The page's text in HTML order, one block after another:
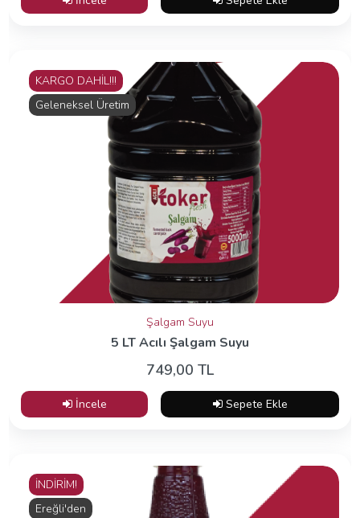
KARGO DAHİL!!!
Geleneksel Üretim
Şalgam Suyu
5 LT Acılı Şalgam Suyu
749,00 TL
İncele Sepete Ekle
İNDİRİM!
Ereğli'den